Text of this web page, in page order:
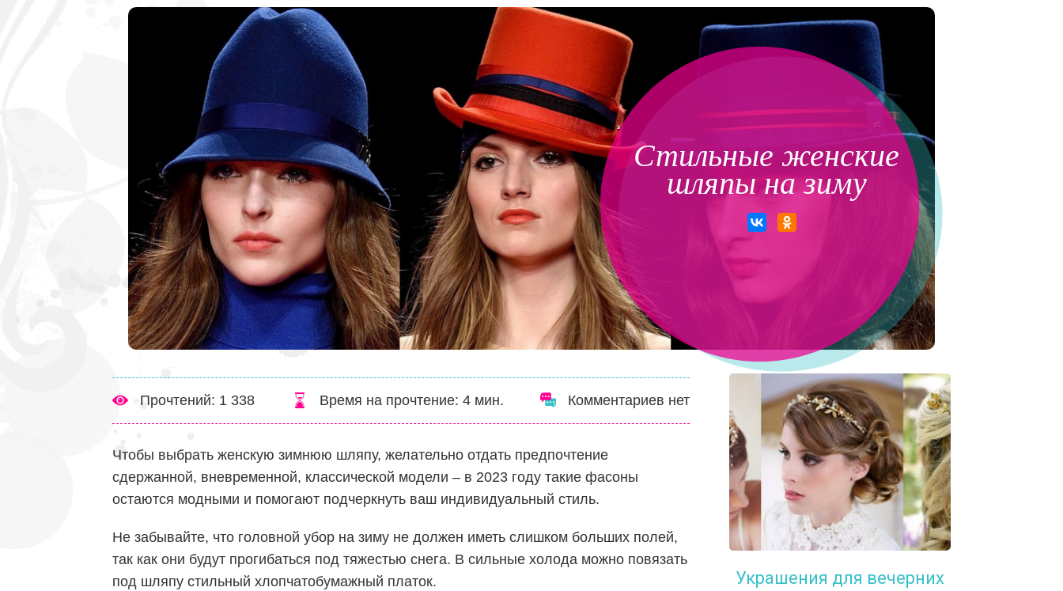
Стильные женские
шляпы на зиму
Прочтений: 1 338 Время на прочтение: 4 мин. Комментариев нет
Чтобы выбрать женскую зимнюю шляпу, желательно отдать предпочтение
сдержанной, вневременной, классической модели – в 2023 году такие фасоны
остаются модными и помогают подчеркнуть ваш индивидуальный стиль.
Не забывайте, что головной убор на зиму не должен иметь слишком больших полей,
так как они будут прогибаться под тяжестью снега. В сильные холода можно повязать
под шляпу стильный хлопчатобумажный платок.
Украшения для вечерних